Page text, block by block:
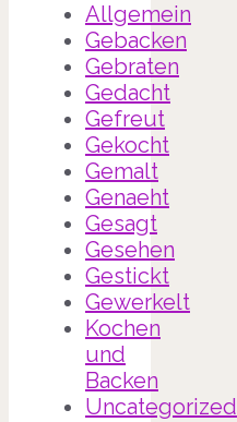
Allgemein
Gebacken
Gebraten
Gedacht
Gefreut
Gekocht
Gemalt
Genaeht
Gesagt
Gesehen
Gestickt
Gewerkelt
Kochen
und
Backen
Uncategorized